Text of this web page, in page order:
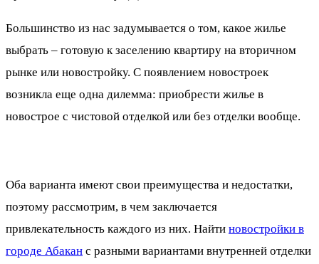
Большинство из нас задумывается о том, какое жилье
выбрать – готовую к заселению квартиру на вторичном
рынке или новостройку. С появлением новостроек
возникла еще одна дилемма: приобрести жилье в
новострое с чистовой отделкой или без отделки вообще.
Оба варианта имеют свои преимущества и недостатки,
поэтому рассмотрим, в чем заключается
привлекательность каждого из них. Найти новостройки в
городе Абакан с разными вариантами внутренней отделки